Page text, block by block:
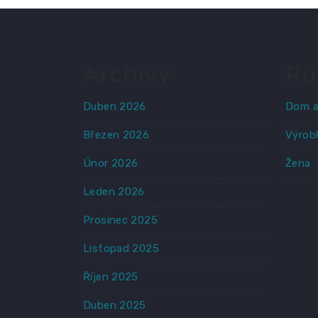
Duben 2026
Březen 2026
Únor 2026
Leden 2026
Prosinec 2025
Listopad 2025
Říjen 2025
Duben 2025
Dom
Žena